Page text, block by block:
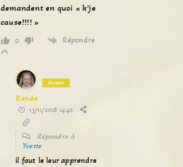
demandent en quoi « k’je
cause!!!! »
0 Répondre
Auteur
Renée
13/11/2018 14:40
Répondre à
Yvette
il faut le leur apprendre